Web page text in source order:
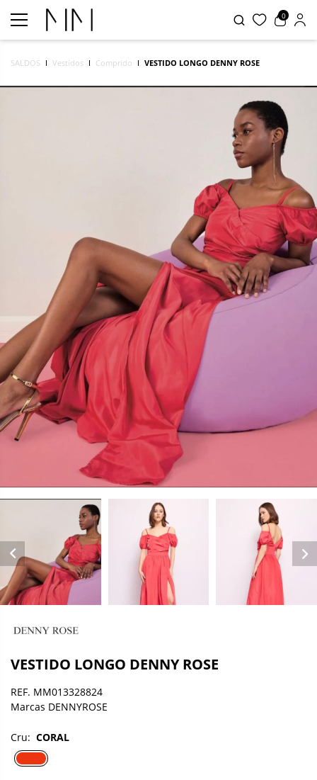
0
SALDOS Vestidos Comprido VESTIDO LONGO DENNY ROSE
VESTIDO LONGO DENNY ROSE
REF. MM013328824
Marcas DENNYROSE
Cru: CORAL